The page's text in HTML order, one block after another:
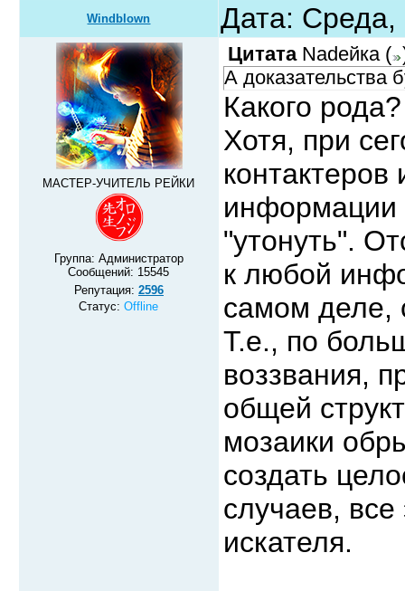
Windblown Дата:
МАСТЕР-УЧИТЕЛЬ РЕЙКИ
Группа: Администратор
Сообщений: 15545
Репутация: 2596
Статус:Offline
Цитата Nadeйка (
А доказательства
Какого рода?
Хотя, при
информации
"утонуть".
к любой
самом деле,
Т.е., по
воззвания,
общей
мозаики
создать
случаев,
искателя.